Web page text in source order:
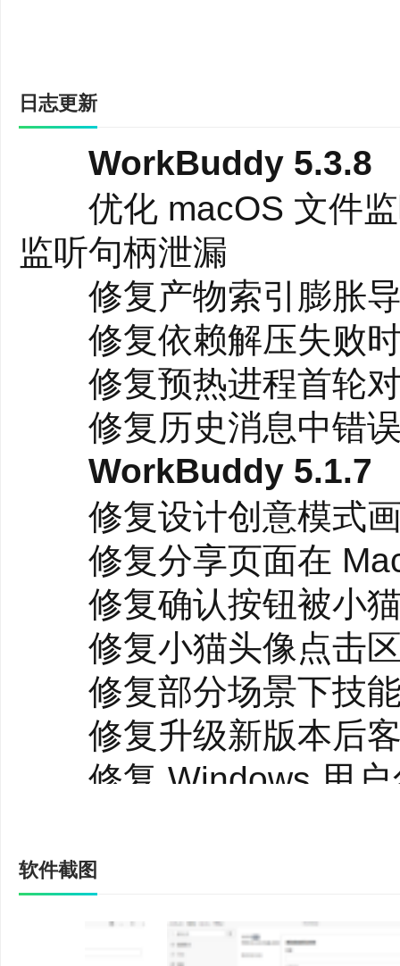
●内置主流MCP、Skills
软件特点
全场景智能体工作搭子
1、本地信息自动化批量
●推荐用户：所有被文
●能力描述：将电脑里
WorkBuddy自动批量
●典型任务：
表、跨表格数据匹配与
票据处理：从本地多格
文件归档：自动整理杂
日志更新
WorkBuddy 5.3.8
优化 macOS 文件监
监听句柄泄漏
修复产物索引膨胀导
修复依赖解压失败时
修复预热进程首轮对
修复历史消息中错误
WorkBuddy 5.1.7
修复设计创意模式画
修复分享页面在 Mac
修复确认按钮被小猫
修复小猫头像点击区
修复部分场景下技能
修复升级新版本后客
修复 Windows 用户
修复开启文件版本功
WorkBuddy 5.1.3
软件截图